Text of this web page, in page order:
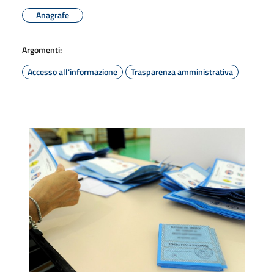
Anagrafe
Argomenti:
Accesso all'informazione
Trasparenza amministrativa